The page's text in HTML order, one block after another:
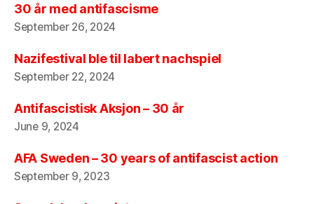
30 år med antifascisme
September 26, 2024
Nazifestival ble til labert nachspiel
September 22, 2024
Antifascistisk Aksjon – 30 år
June 9, 2024
AFA Sweden – 30 years of antifascist action
September 9, 2023